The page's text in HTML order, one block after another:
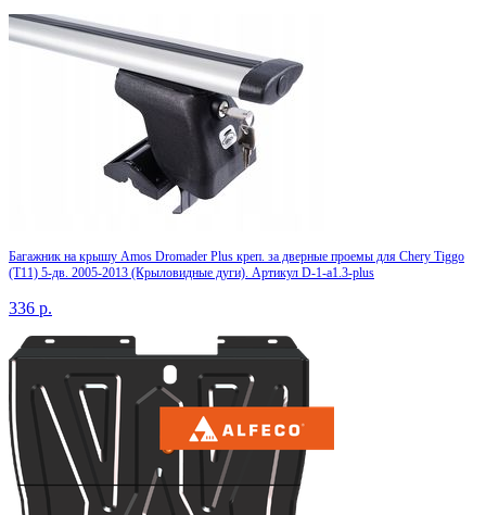
Багажник на крышу Amos Dromader Plus креп. за дверные проемы для Chery Tiggo
(T11) 5-дв. 2005-2013 (Крыловидные дуги). Артикул D-1-a1.3-plus
336 р.